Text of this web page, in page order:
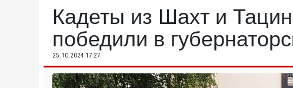
Кадеты из Шахт и
победили в
25.10.2024 17:27